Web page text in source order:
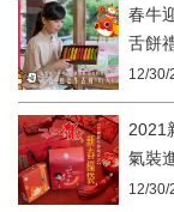
春牛
舌餅
12/30/
2021
氣裝
薦-宜
12/30/